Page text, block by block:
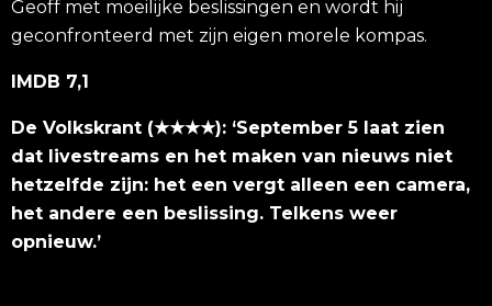
Geoff met moeilijke beslissingen en wordt hij
geconfronteerd met zijn eigen morele kompas.
IMDB 7,1
De Volkskrant (★★★★): ‘September 5 laat zien
dat livestreams en het maken van nieuws niet
hetzelfde zijn: het een vergt alleen een camera,
het andere een beslissing. Telkens weer
opnieuw.’